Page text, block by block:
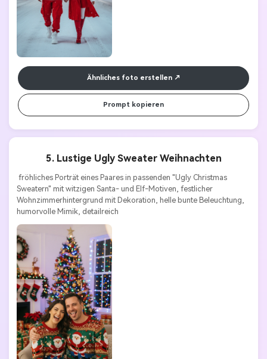
Ähnliches foto erstellen
Prompt kopieren
5. Lustige Ugly Sweater Weihnachten
fröhliches Porträt eines Paares in passenden "Ugly Christmas
Sweatern" mit witzigen Santa- und Elf-Motiven, festlicher
Wohnzimmerhintergrund mit Dekoration, helle bunte Beleuchtung,